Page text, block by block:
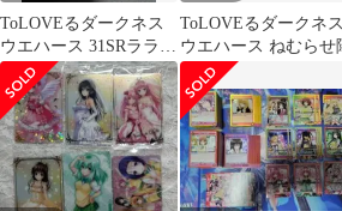
ToLOVEるダークネス
ウエハース 31SRララ&
モモ、05古手川唯
ToLOVEるダークネス
ウエハース ねむらせ